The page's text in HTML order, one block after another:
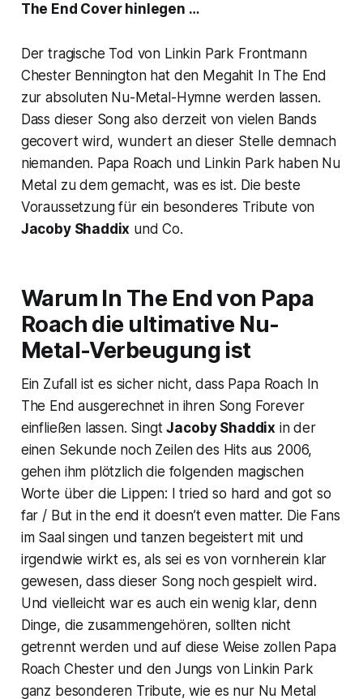
The End Cover hinlegen …
Der tragische Tod von Linkin Park Frontmann
Chester Bennington hat den Megahit In The End
zur absoluten Nu-Metal-Hymne werden lassen.
Dass dieser Song also derzeit von vielen Bands
gecovert wird, wundert an dieser Stelle demnach
niemanden. Papa Roach und Linkin Park haben Nu
Metal zu dem gemacht, was es ist. Die beste
Voraussetzung für ein besonderes Tribute von
Jacoby Shaddix und Co.
Warum In The Endvon Papa
Roach die ultimative Nu-
Metal-Verbeugung ist
Ein Zufall ist es sicher nicht, dass Papa Roach In
The End ausgerechnet in ihren Song Forever
einfließen lassen. SingtJacoby Shaddix in der
einen Sekunde noch Zeilen des Hits aus 2006,
gehen ihm plötzlich die folgenden magischen
Worte über die Lippen:
I tried so hard and got so
far / But in the end it doesn’t even matter. Die Fans
im Saal singen und tanzen begeistert mit und
irgendwie wirkt es, als sei es von vornherein klar
gewesen, dass dieser Song noch gespielt wird.
Und vielleicht war es auch ein wenig klar, denn
Dinge, die zusammengehören, sollten nicht
getrennt werden und auf diese Weise zollen Papa
Roach Chester und den Jungs von Linkin Park
ganz besonderen Tribute, wie es nur Nu Metal